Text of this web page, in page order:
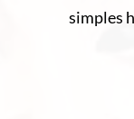
simples